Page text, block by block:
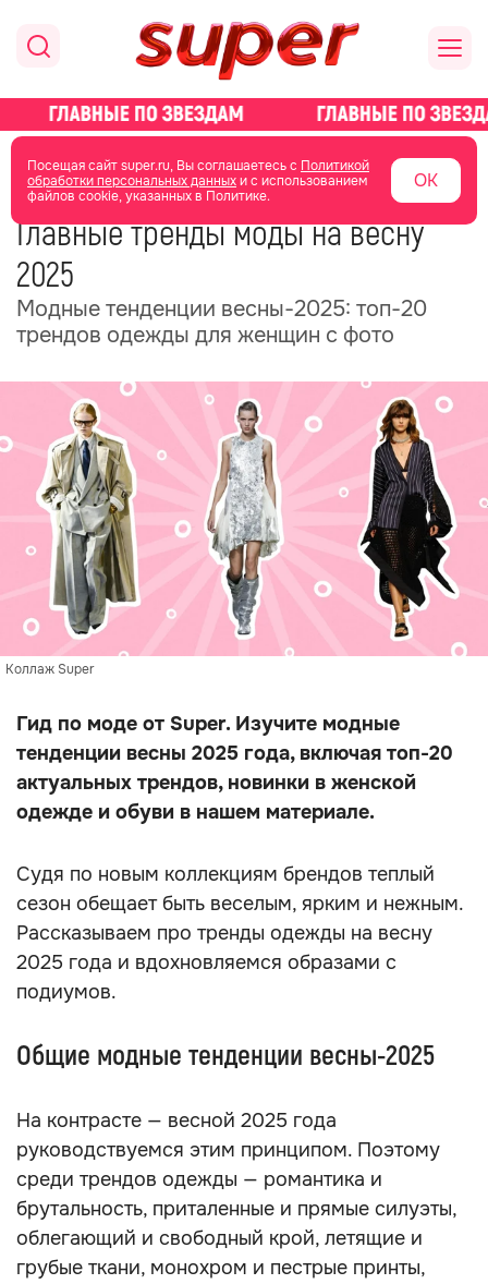
Посещая сайт super.ru, Вы соглашаетесь с Политикой
обработки персональных данныхи с использованием
файлов cookie, указанных в Политике.
ОК
главная стиль жизни мода
27 февраля 2025 13:18
Главные тренды моды на весну
2025
Модные тенденции весны-2025: топ-20
трендов одежды для женщин с фото
Коллаж Super
Гид по моде от Super. Изучите модные
тенденции весны 2025 года, включая топ-20
актуальных трендов, новинки в женской
одежде и обуви в нашем материале.
Судя по новым коллекциям брендов теплый
сезон обещает быть веселым, ярким и нежным.
Рассказываем про тренды одежды на весну
2025 года и вдохновляемся образами с
подиумов.
Общие модные тенденции весны-2025
На контрасте — весной 2025 года
руководствуемся этим принципом. Поэтому
среди трендов одежды — романтика и
брутальность, приталенные и прямые силуэты,
облегающий и свободный крой, летящие и
грубые ткани, монохром и пестрые принты,